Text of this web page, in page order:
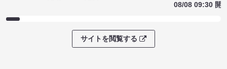
08/08 09:30 開
サイトを閲覧する